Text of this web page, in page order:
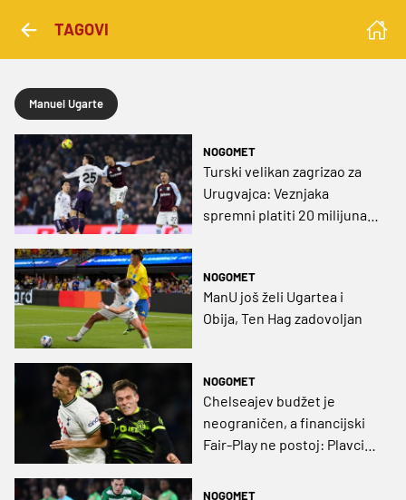
TAGOVI
Manuel Ugarte
NOGOMET
Turski velikan zagrizao za
Urugvajca: Veznjaka
spremni platiti 20 milijuna
NOGOMET
ManU još želi Ugartea i
Obija, Ten Hag zadovoljan
NOGOMET
Chelseajev budžet je
neograničen, a financijski
Fair-Play ne postoj: Plavci
NOGOMET